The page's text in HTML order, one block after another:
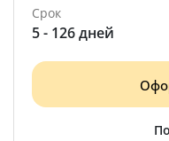
Срок
5 - 126 дней